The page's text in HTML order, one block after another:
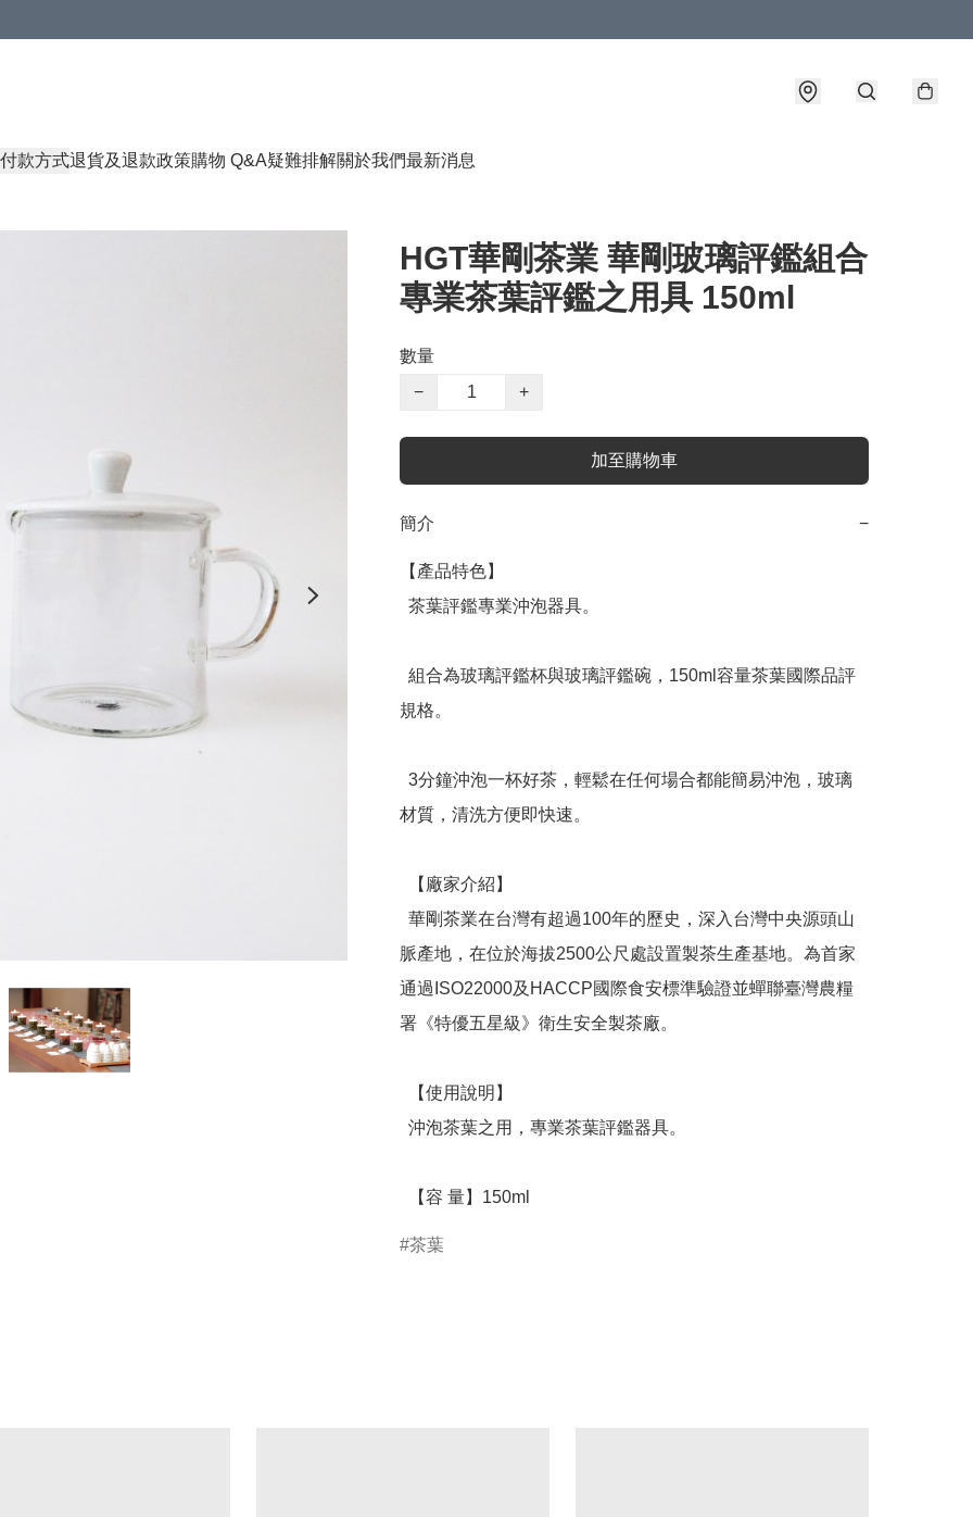
付款方式退貨及退款政策購物 Q&A疑難排解關於我們最新消息
HGT華剛茶業 華剛玻璃評鑑組合
專業茶葉評鑑之用具 150ml
數量
−
+
加至購物車
簡介 −
【產品特色】
規格。
材質，清洗方便即快速。
脈產地，在位於海拔2500公尺處設置製茶生產基地。為首家
通過ISO22000及HACCP國際食安標準驗證並蟬聯臺灣農糧
署《特優五星級》衛生安全製茶廠。
  【容 量】150ml
茶葉